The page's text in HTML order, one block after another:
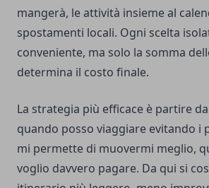
mangerà, le attività insieme al
spostamenti locali. Ogni scelta
conveniente, ma solo la somma
determina il costo finale.
La strategia più efficace è partire
quando posso viaggiare evitando i
mi permette di muovermi meglio,
voglio davvero pagare. Da qui si